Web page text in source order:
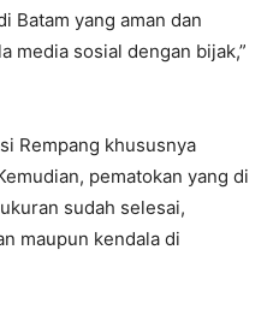
Batam yang aman dan
media sosial dengan bijak,”
Rempang khususnya
pematokan yang di
sudah selesai,
maupun kendala di